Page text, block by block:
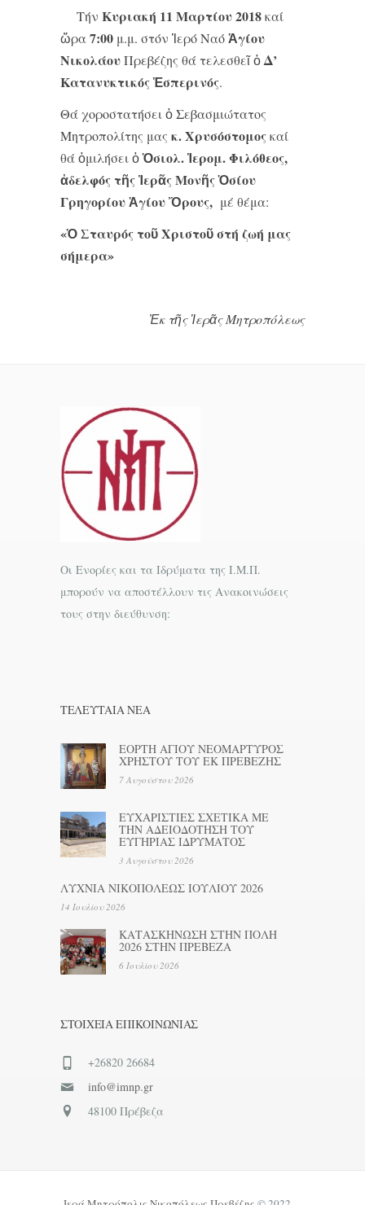
Τήν Κυριακή 11 Μαρτίου 2018καί
ὥρα7:00 μ.μ. στόν Ἱερό ΝαόἉγίου
ΝικολάουΠρεβέζης θά τελεσθεῖ ὁΔ’
Κατανυκτικός Ἑσπερινός.
Θά χοροστατήσει ὁ Σεβασμιώτατος
Μητροπολίτης μας κ. Χρυσόστομοςκαί
θά ὁμιλήσει ὁὉσιολ. Ἱερομ.Φιλόθεος,
ἀδελφός τῆς Ἱερᾶς Μονῆς Ὁσίου
Γρηγορίου Ἁγίου Ὄρους, μέ θέμα:
«Ὁ Σταυρός τοῦ Χριστοῦ στή ζωή μας
σήμερα»
Ἐκ τῆς Ἱερᾶς Μητροπόλεως
Οι Ενορίες και τα Ιδρύματα της Ι.Μ.Π.
μπορούν να αποστέλλουν τις Ανακοινώσεις
τους στην διεύθυνση:
ΤΕΛΕΥΤΑΊΑ ΝΕΑ
ΕΟΡΤΗ ΑΓΙΟΥ ΝΕΟΜΑΡΤΥΡΟΣ
ΧΡΗΣΤΟΥ ΤΟΥ ΕΚ ΠΡΕΒΕΖΗΣ
7 Αυγούστου 2026
ΕΥΧΑΡΙΣΤΙΕΣ ΣΧΕΤΙΚΑ ΜΕ
ΤΗΝ ΑΔΕΙΟΔΟΤΗΣΗ ΤΟΥ
ΕΥΓΗΡΙΑΣ ΙΔΡΥΜΑΤΟΣ
3 Αυγούστου 2026
ΛΥΧΝΙΑ ΝΙΚΟΠΟΛΕΩΣ ΙΟΥΛΙΟΥ 2026
14 Ιουλίου 2026
ΚΑΤΑΣΚΗΝΩΣΗ ΣΤΗΝ ΠΟΛΗ
2026 ΣΤΗΝ ΠΡΕΒΕΖΑ
6 Ιουλίου 2026
ΣΤΟΙΧΕΊΑ ΕΠΙΚΟΙΝΩΝΊΑΣ
+26820 26684
info@imnp.gr
48100 Πρέβεζα